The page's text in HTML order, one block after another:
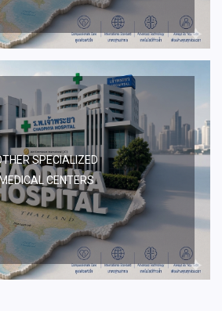
SPECIALIZED
CENTERS